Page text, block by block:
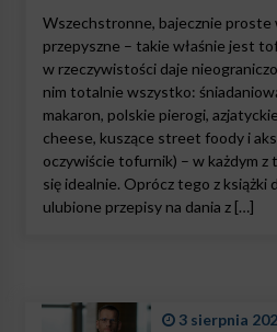
Wszechstronne, bajecznie proste
przepyszne – takie właśnie jest
w rzeczywistości daje
nim totalnie wszystko:
makaron, polskie pierogi,
cheese, kuszące street foody i
oczywiście tofurnik) – w każdym
się idealnie. Oprócz tego z książki
ulubione przepisy na dania z […]
3 sierpnia